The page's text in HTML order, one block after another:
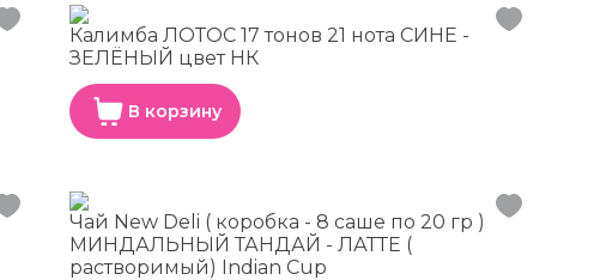
Калимба ЛОТОС 17 тонов 21 нота СИНЕ -
ЗЕЛЁНЫЙ цвет НК
В корзину
Чай New Deli ( коробка - 8 саше по 20 гр )
МИНДАЛЬНЫЙ ТАНДАЙ - ЛАТТЕ (
растворимый) Indian Cup